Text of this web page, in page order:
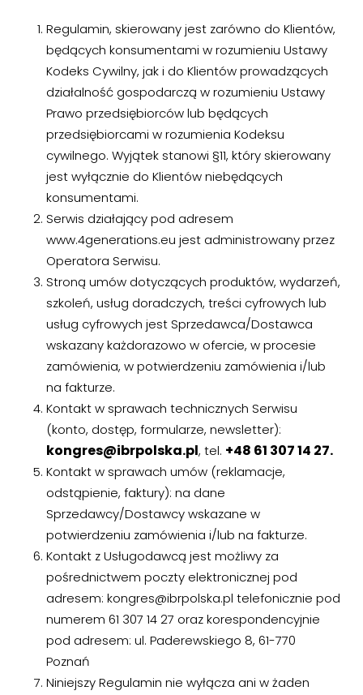
Regulamin, skierowany jest zarówno do Klientów,
będących konsumentami w rozumieniu Ustawy
Kodeks Cywilny, jak i do Klientów prowadzących
działalność gospodarczą w rozumieniu Ustawy
Prawo przedsiębiorców lub będących
przedsiębiorcami w rozumienia Kodeksu
cywilnego. Wyjątek stanowi §11, który skierowany
jest wyłącznie do Klientów niebędących
konsumentami.
Serwis działający pod adresem
www.4generations.eu jest administrowany przez
Operatora Serwisu.
Stroną umów dotyczących produktów, wydarzeń,
szkoleń, usług doradczych, treści cyfrowych lub
usług cyfrowych jest Sprzedawca/Dostawca
wskazany każdorazowo w ofercie, w procesie
zamówienia, w potwierdzeniu zamówienia i/lub
na fakturze.
Kontakt w sprawach technicznych Serwisu
(konto, dostęp, formularze, newsletter):
kongres@ibrpolska.pl, tel. +48 61 307 14 27.
Kontakt w sprawach umów (reklamacje,
odstąpienie, faktury): na dane
Sprzedawcy/Dostawcy wskazane w
potwierdzeniu zamówienia i/lub na fakturze.
Kontakt z Usługodawcą jest możliwy za
pośrednictwem poczty elektronicznej pod
adresem: kongres@ibrpolska.pl telefonicznie pod
numerem 61 307 14 27 oraz korespondencyjnie
pod adresem: ul. Paderewskiego 8, 61-770
Poznań
Niniejszy Regulamin nie wyłącza ani w żaden